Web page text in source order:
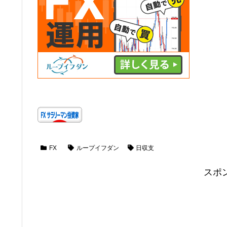
FX ループイフダン 日収支
スポ